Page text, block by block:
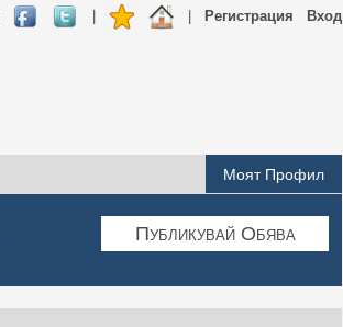
Вход
Регистрация
Моят Профил
Публикувай Обява